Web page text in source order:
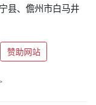
县、儋州市白马井
赞助网站